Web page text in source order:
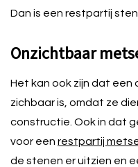
Dan is een restpartij
Onzichtbaar
Het kan ook zijn dat een
zichbaar is, omdat ze
constructie. Ook in dat
voor een restpartij
de stenen er uitzien en